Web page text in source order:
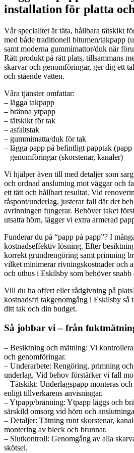
installation för platta
Vår specialitet är täta, hållbara tätskikt
med både traditionell bitumen/takpapp
samt moderna gummimattor/duk när
Rätt produkt på rätt plats, tillsammans
skarvar och genomföringar, ger dig ett
och stående vatten.
Våra tjänster omfattar:
– lägga takpapp
– bränna ytpapp
– tätskikt för tak
– asfaltstak
– gummimatta/duk för tak
– lägga papp på befintligt papptak (papp
– genomföringar (skorstenar, kanaler)
Vi hjälper även till med detaljer som
och ordnad anslutning mot väggar och
ett tätt och hållbart resultat. Vid
råspont/underlag, justerar fall där det
avrinningen fungerar. Behöver taket
utsatta hörn, lägger vi extra armerad
Funderar du på “papp på papp”? I
kostnadseffektiv lösning. Efter
korrekt grundrengöring samt primning
vilket minimerar rivningskostnader och
och uthus i Eskilsby som behöver snabb
Vill du ha offert eller rådgivning på
kostnadsfri takgenomgång i Eskilsby så
ditt tak och din budget.
Så jobbar vi – från
– Besiktning och mätning: Vi
och genomföringar.
– Underarbete: Rengöring, primning
underlag. Vid behov förstärker vi fall
– Tätskikt: Underlagspapp monteras och
enligt tillverkarens anvisningar.
– Ytpapp/bränning: Ytpapp läggs och
särskild omsorg vid hörn och
– Detaljer: Tätning runt skorstenar,
montering av bleck och brunnar.
– Slutkontroll: Genomgång av alla
skötsel.